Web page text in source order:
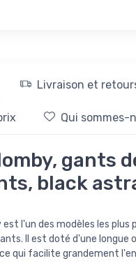
Livraison et
Qui sommes-
gants
black
est l'un des modèles les plus
Il est doté d'une longue
qui facilite grandement